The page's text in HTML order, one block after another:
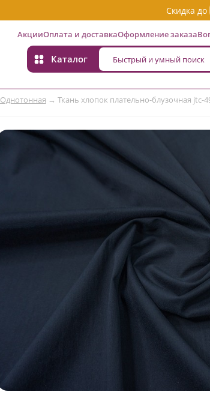
Скидка до
АкцииОплата и доставкаОформление заказа
Каталог
Однотонная → Ткань хлопок плательно-блузочная jtc-